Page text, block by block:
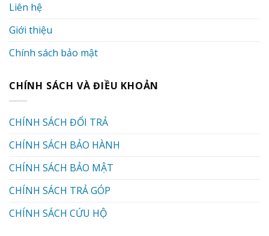
Liên hệ
Giới thiệu
Chính sách bảo mật
CHÍNH SÁCH VÀ ĐIỀU KHOẢN
CHÍNH SÁCH ĐỔI TRẢ
CHÍNH SÁCH BẢO HÀNH
CHÍNH SÁCH BẢO MẬT
CHÍNH SÁCH TRẢ GÓP
CHÍNH SÁCH CỨU HỘ